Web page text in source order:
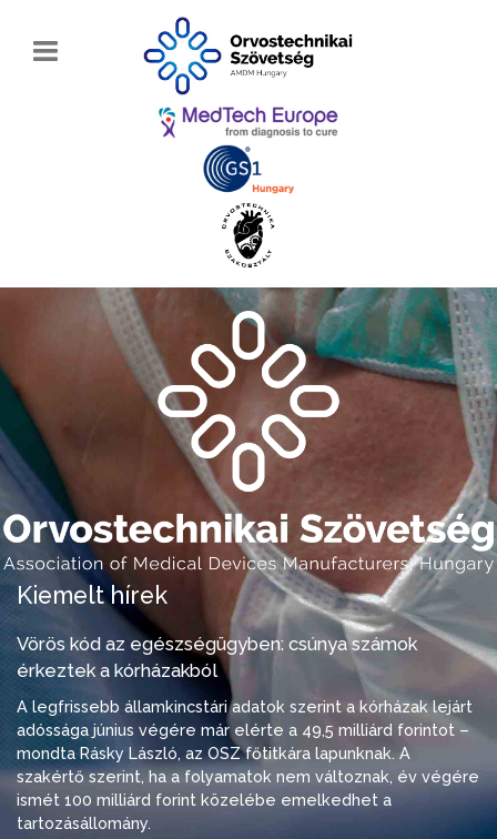
Kiemelt hírek
Vörös kód az egészségügyben: csúnya számok
érkeztek a kórházakból
A legfrissebb államkincstári adatok szerint a kórházak lejárt
adóssága június végére már elérte a 49,5 milliárd forintot –
mondta Rásky László, az OSZ főtitkára lapunknak. A
szakértő szerint, ha a folyamatok nem változnak, év végére
ismét 100 milliárd forint közelébe emelkedhet a
tartozásállomány.